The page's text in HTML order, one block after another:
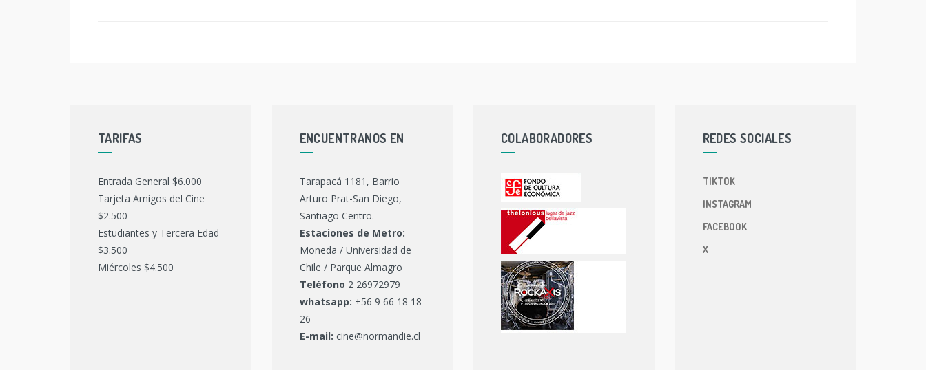
TARIFAS
Entrada General $6.000
Tarjeta Amigos del Cine
$2.500
Estudiantes y Tercera Edad
$3.500
Miércoles $4.500
ENCUENTRANOS EN
Tarapacá 1181, Barrio
Arturo Prat-San Diego,
Santiago Centro.
Estaciones de Metro:
Moneda / Universidad de
Chile / Parque Almagro
Teléfono 2 26972979
whatsapp: +56 9 66 18 18
26
E-mail: cine@normandie.cl
COLABORADORES REDES SOCIALES
TIKTOK
INSTAGRAM
FACEBOOK
X